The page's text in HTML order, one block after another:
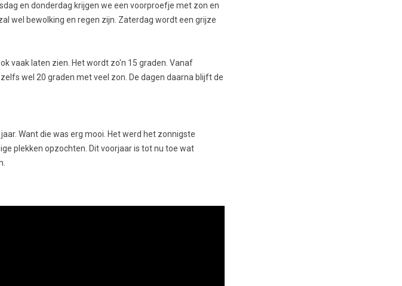
en donderdag krijgen we een voorproefje met zon en
wel bewolking en regen zijn. Zaterdag wordt een grijze
vaak laten zien. Het wordt zo'n 15 graden. Vanaf
wel 20 graden met veel zon. De dagen daarna blijft de
Want die was erg mooi. Het werd het zonnigste
plekken opzochten. Dit voorjaar is tot nu toe wat